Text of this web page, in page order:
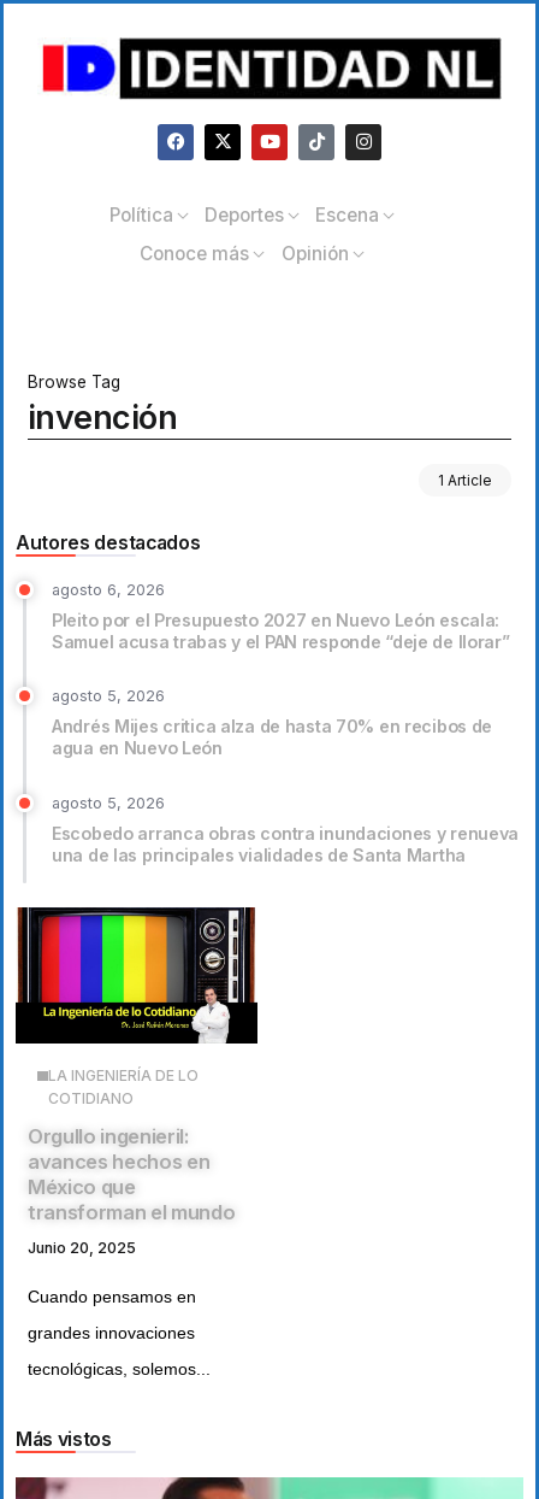
Política Deportes
Escena
Conoce más
Opinión
Browse Tag
invención
1 Article
Autores destacados
agosto 6, 2026
Pleito por el Presupuesto 2027 en Nuevo León escala:
Samuel acusa trabas y el PAN responde “deje de llorar”
agosto 5, 2026
Andrés Mijes critica alza de hasta 70% en recibos de
agua en Nuevo León
agosto 5, 2026
Escobedo arranca obras contra inundaciones y renueva
una de las principales vialidades de Santa Martha
LA INGENIERÍA DE LO
COTIDIANO
Orgullo ingenieril:
avances hechos en
México que
transforman el mundo
Junio 20, 2025
Cuando pensamos en
grandes innovaciones
tecnológicas, solemos...
Más vistos